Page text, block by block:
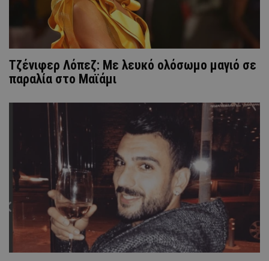
Τζένιφερ Λόπεζ: Με λευκό ολόσωμο μαγιό σε
παραλία στο Μαϊάμι